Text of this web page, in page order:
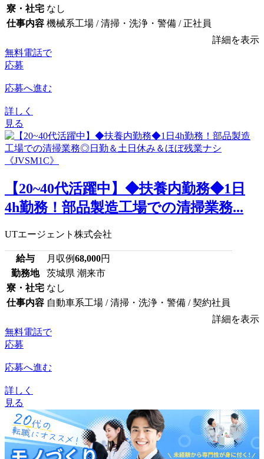
寮・社宅 なし
仕事内容 機械系工場 / 清掃・洗浄・警備 / 正社員
詳細を表示
無料電話で
応募
応募へ進む
詳しく
見る
【20~40代活躍中】◆扶養内勤務◆1日
4h勤務！部品製造工場での清掃業務...
UTエージェント株式会社
給与 月収例68,000円
勤務地
茨城県 潮来市
寮・社宅 なし
仕事内容 自動車系工場 / 清掃・洗浄・警備 / 契約社員
詳細を表示
無料電話で
応募
応募へ進む
詳しく
見る